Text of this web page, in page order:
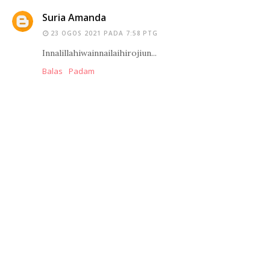
Suria Amanda
23 OGOS 2021 PADA 7:58 PTG
Innalillahiwainnailaihirojiun...
Balas
Padam